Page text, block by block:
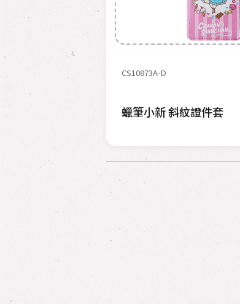
CS10873A-D
蠟筆小新 斜紋證件套